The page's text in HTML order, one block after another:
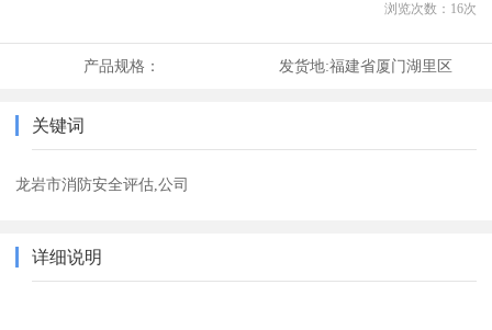
浏览次数： 16次
产品规格： 发货地:福建省厦门湖里区
关键词
龙岩市消防安全评估,公司
详细说明